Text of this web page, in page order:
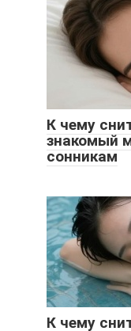
К чему
знакомый
сонникам
К чему